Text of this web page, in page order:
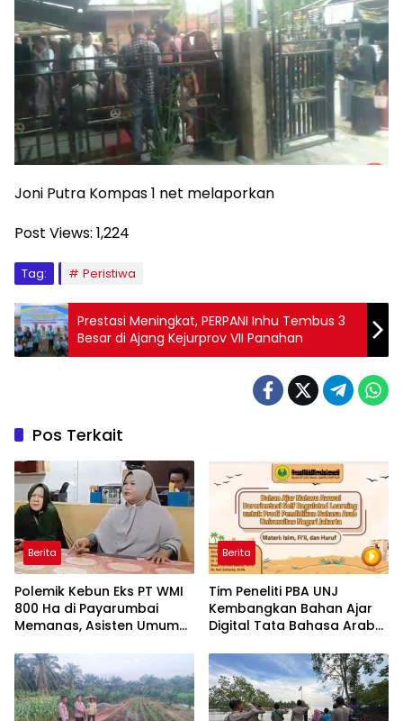
Joni Putra Kompas 1 net melaporkan
Post Views: 1,224
Tag: Peristiwa
Prestasi Meningkat, PERPANI Inhu Tembus 3
Besar di Ajang Kejurprov VII Panahan
Pos Terkait
Berita
Polemik Kebun Eks PT WMI
800 Ha di Payarumbai
Memanas, Asisten Umum
Tantang Presiden Prabowo
Berita
Tim Peneliti PBA UNJ
Kembangkan Bahan Ajar
Digital Tata Bahasa Arab
Interaktif untuk Mahasiswa
Pemula